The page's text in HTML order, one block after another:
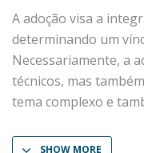
A adoção visa a
determinando um
Necessariamente, a
técnicos, mas
tema complexo e
SHOW MORE